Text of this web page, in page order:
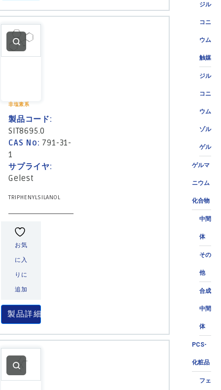
ジル
コニ
ウム
触媒
ジル
コニ
ウム
ゾル
ゲル
ゲルマ
ニウム
化合物
中間
体
その
他
合成
中間
体
PCS-
化粧品
フェ
非塩素系
製品コード:
SIT8695.0
CAS No: 791-31-
1
サプライヤ:
Gelest
TRIPHENYLSILANOL
お気
に入
りに
追加
製品詳細